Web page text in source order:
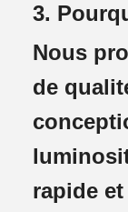
3.
Nous
de
rapide